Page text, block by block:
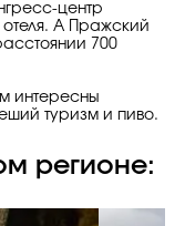
центр
А Пражский
700
интересны
туризм и пиво.
регионе: